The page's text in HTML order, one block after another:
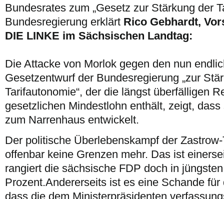
Bundesrates zum „Gesetz zur Stärkung der
Bundesregierung erklärt Rico Gebhardt,
DIE LINKE im Sächsischen Landtag:
Die Attacke von Morlok gegen den nun
Gesetzentwurf der Bundesregierung „zur
Tarifautonomie“, der die längst überfälligen
gesetzlichen Mindestlohn enthält, zeigt,
zum Narrenhaus entwickelt.
Der politische Überlebenskampf der
offenbar keine Grenzen mehr. Das ist
rangiert die sächsische FDP doch in
Prozent.Andererseits ist es eine Schande
dass die dem Ministerpräsidenten